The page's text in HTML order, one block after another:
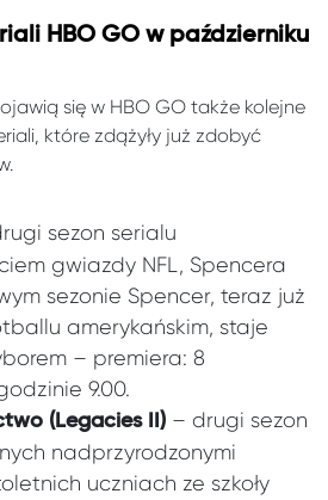
HBO GO w październiku
się w HBO GO także kolejne
które zdążyły już zdobyć
sezon serialu
gwiazdy NFL, Spencera
sezonie Spencer, teraz już
amerykańskim, staje
– premiera: 8
9.00.
(Legacies II)– drugi sezon
nadprzyrodzonymi
uczniach ze szkoły